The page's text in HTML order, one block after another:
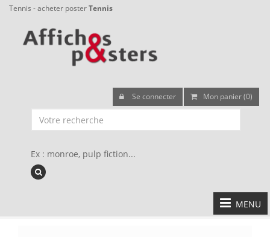
Tennis - acheter posterTennis
Se connecter Mon panier (0)
Ex : monroe, pulp fiction...
MENU